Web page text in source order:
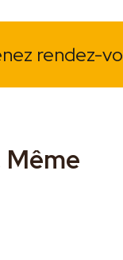
vous !